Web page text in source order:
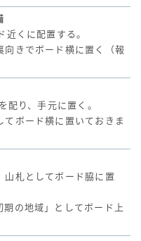
くに配置する。
向きでボード横に置く（報
配り、手元に置く。
ボード横に置いておきま
山札としてボード脇に置
期の地域」としてボード上